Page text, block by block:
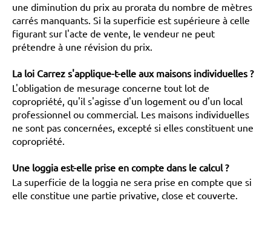
une diminution du prix au prorata du nombre de mètres
carrés manquants. Si la superficie est supérieure à celle
figurant sur l'acte de vente, le vendeur ne peut
prétendre à une révision du prix.
La loi Carrez s'applique-t-elle aux maisons individuelles ?
L'obligation de mesurage concerne tout lot de
copropriété, qu'il s'agisse d'un logement ou d'un local
professionnel ou commercial. Les maisons individuelles
ne sont pas concernées, excepté si elles constituent une
copropriété.
Une loggia est-elle prise en compte dans le calcul ?
La superficie de la loggia ne sera prise en compte que si
elle constitue une partie privative, close et couverte.